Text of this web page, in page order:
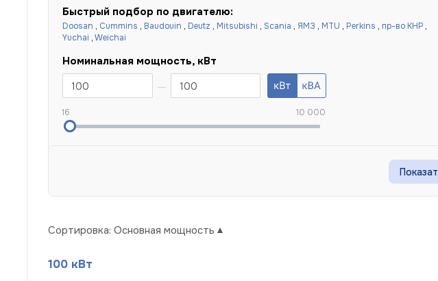
Быстрый подбор по двигателю:
Doosan , Cummins , Baudouin , Deutz , Mitsubishi , Scania , ЯМЗ , MTU , Perkins , пр-во КНР ,
Yuchai ,Weichai
Номинальная мощность, кВт
16 10 000
Сортировка: Основная мощность
100 кВт